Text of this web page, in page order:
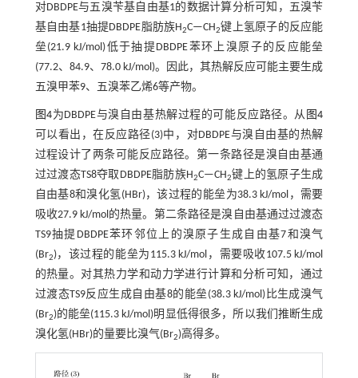
对DBDPE与五溴苄基自由基1的数据计算分析可知，五溴苄
基自由基1抽提DBDPE脂肪族H2C—CH2键上氢原子的反应能
垒(21.9 kJ/mol)低于抽提DBDPE苯环上溴原子的反应能垒
(77.2、84.9、78.0 kJ/mol)。因此，其热解反应可能主要生成
五溴甲苯9、五溴苯乙烯6等产物。
图4为DBDPE与溴自由基热解过程的可能反应路径。从 图4
可以看出，在反应路径(3)中，对DBDPE与溴自由基的热解
过程设计了两条可能反应路径。第一条路径是溴自由基通
过过渡态TS8夺取DBDPE脂肪族H2C—CH2键上的氢原子生成
自由基8和溴化氢(HBr)，该过程的能垒为38.3 kJ/mol，需要
吸收27.9 kJ/mol的热量。第二条路径是溴自由基通过过渡态
TS9抽提DBDPE苯环邻位上的溴原子生成自由基7和溴气
(Br2)，该过程的能垒为115.3 kJ/mol，需要吸收107.5 kJ/mol
的热量。对其热力学和动力学进行计算和分析可知，通过
过渡态TS9反应生成自由基8的能垒(38.3 kJ/mol)比生成溴气
(Br2)的能垒(115.3 kJ/mol)明显低得很多，所以我们推断生成
溴化氢(HBr)的量要比溴气(Br2)高得多。